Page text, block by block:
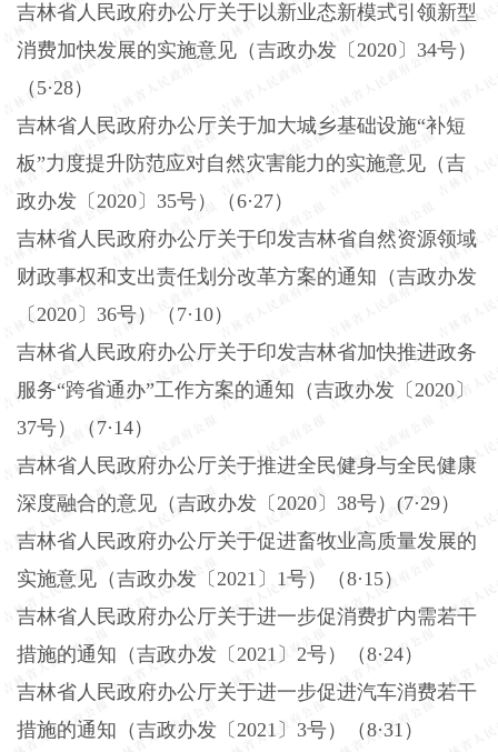
吉林省人民政府办公厅关于以新业态新模式引领新型
消费加快发展的实施意见（吉政办发〔2020〕34号）
（5·28）
吉林省人民政府办公厅关于加大城乡基础设施“补短
板”力度提升防范应对自然灾害能力的实施意见（吉
政办发〔2020〕35号）（6·27）
吉林省人民政府办公厅关于印发吉林省自然资源领域
财政事权和支出责任划分改革方案的通知（吉政办发
〔2020〕36号）（7·10）
吉林省人民政府办公厅关于印发吉林省加快推进政务
服务“跨省通办”工作方案的通知（吉政办发〔2020〕
37号）（7·14）
吉林省人民政府办公厅关于推进全民健身与全民健康
深度融合的意见（吉政办发〔2020〕38号）(7·29）
吉林省人民政府办公厅关于促进畜牧业高质量发展的
实施意见（吉政办发〔2021〕1号）（8·15）
吉林省人民政府办公厅关于进一步促消费扩内需若干
措施的通知（吉政办发〔2021〕2号）（8·24）
吉林省人民政府办公厅关于进一步促进汽车消费若干
措施的通知（吉政办发〔2021〕3号）（8·31）